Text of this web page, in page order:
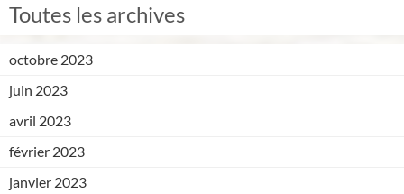
Toutes les archives
octobre 2023
juin 2023
avril 2023
février 2023
janvier 2023